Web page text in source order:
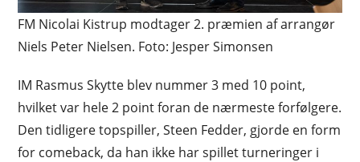
FM Nicolai Kistrup modtager 2. præmien af arrangør
Niels Peter Nielsen. Foto: Jesper Simonsen
IM Rasmus Skytte blev nummer 3 med 10 point,
hvilket var hele 2 point foran de nærmeste forfølgere.
Den tidligere topspiller, Steen Fedder, gjorde en form
for comeback, da han ikke har spillet turneringer i